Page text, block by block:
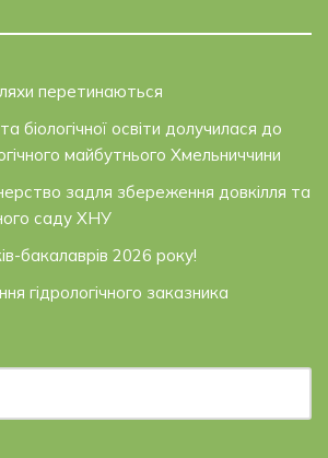
перетинаються
біологічної освіти долучилася до
майбутнього Хмельниччини
задля збереження довкілля та
саду ХНУ
бакалаврів 2026 року!
гідрологічного заказника